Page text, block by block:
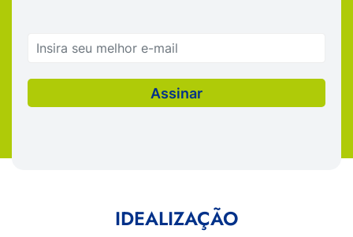
IDEALIZAÇÃO